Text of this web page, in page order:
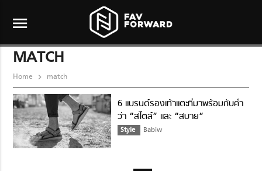
menu
MATCH
Home match
6 แบรนด์รองเท้าแตะที่มาพร้อมกับคำ
ว่า “สไตล์” และ “สบาย”
Style Babiw